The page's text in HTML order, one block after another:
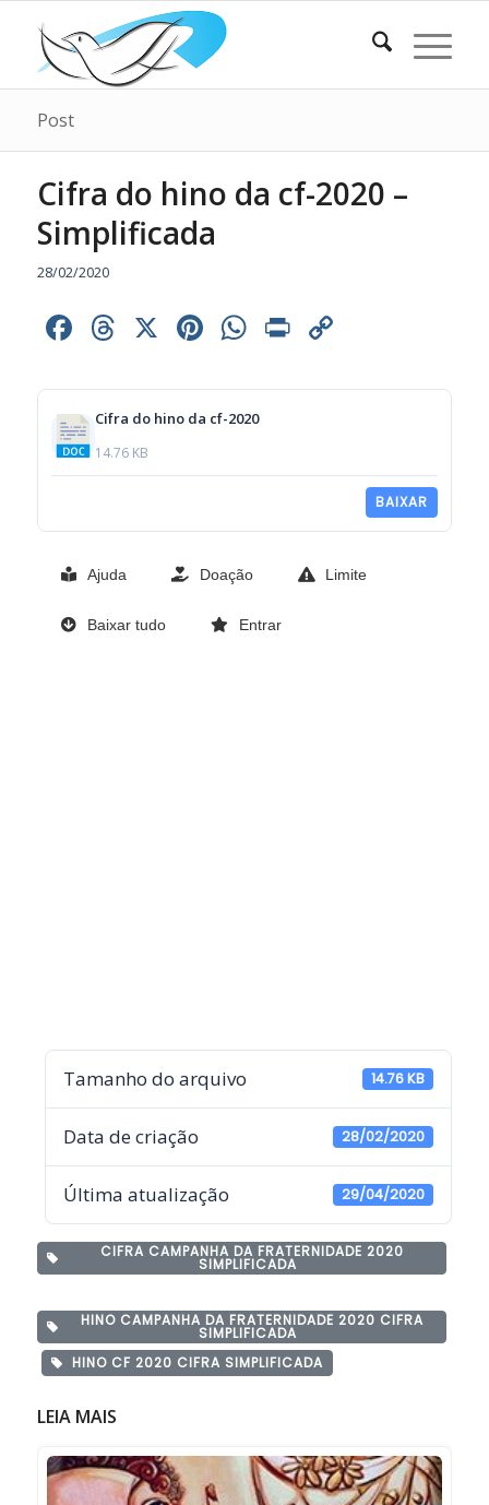
Post
Cifra do hino da cf-2020 –
Simplificada
28/02/2020
Facebook
Threads
X Pinterest
WhatsApp
Print
Cifra do hino da cf-2020
14.76 KB
BAIXAR
Ajuda Doação Limite
Baixar tudo Entrar
Tamanho do arquivo 14.76 KB
Data de criação 28/02/2020
Última atualização 29/04/2020
CIFRA CAMPANHA DA FRATERNIDADE 2020
SIMPLIFICADA
HINO CAMPANHA DA FRATERNIDADE 2020 CIFRA
SIMPLIFICADA
HINO CF 2020 CIFRA SIMPLIFICADA
LEIA MAIS